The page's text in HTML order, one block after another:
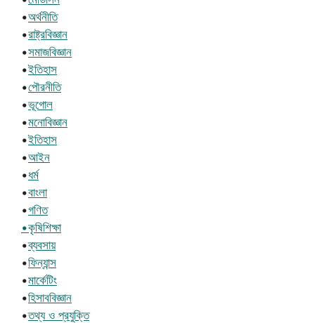
•অর্থনীতি
•রাষ্ট্রবিজ্ঞান
•সমাজবিজ্ঞান
•ইতিহাস
•পৌরনীতি
•ভূগোল
•মনোবিজ্ঞান
•ইতিহাস
•আইন
•ধর্ম
•বাংলা
•গণিত
•কৃষিশিক্ষা
•ব্যবসায়
•ফিন্যান্স
•মার্কেটিং
•হিসাববিজ্ঞান
•তথ্য ও প্রযুক্তি